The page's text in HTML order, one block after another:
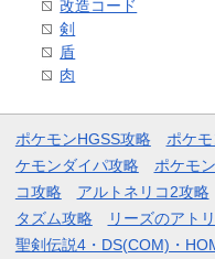
改造コード
剣
盾
肉
ポケモンHGSS攻略 ポケ
ケモンダイパ攻略
ポケモ
コ攻略
アルトネリコ2攻略
タズム攻略
リーズのアト
聖剣伝説4・DS(COM)・